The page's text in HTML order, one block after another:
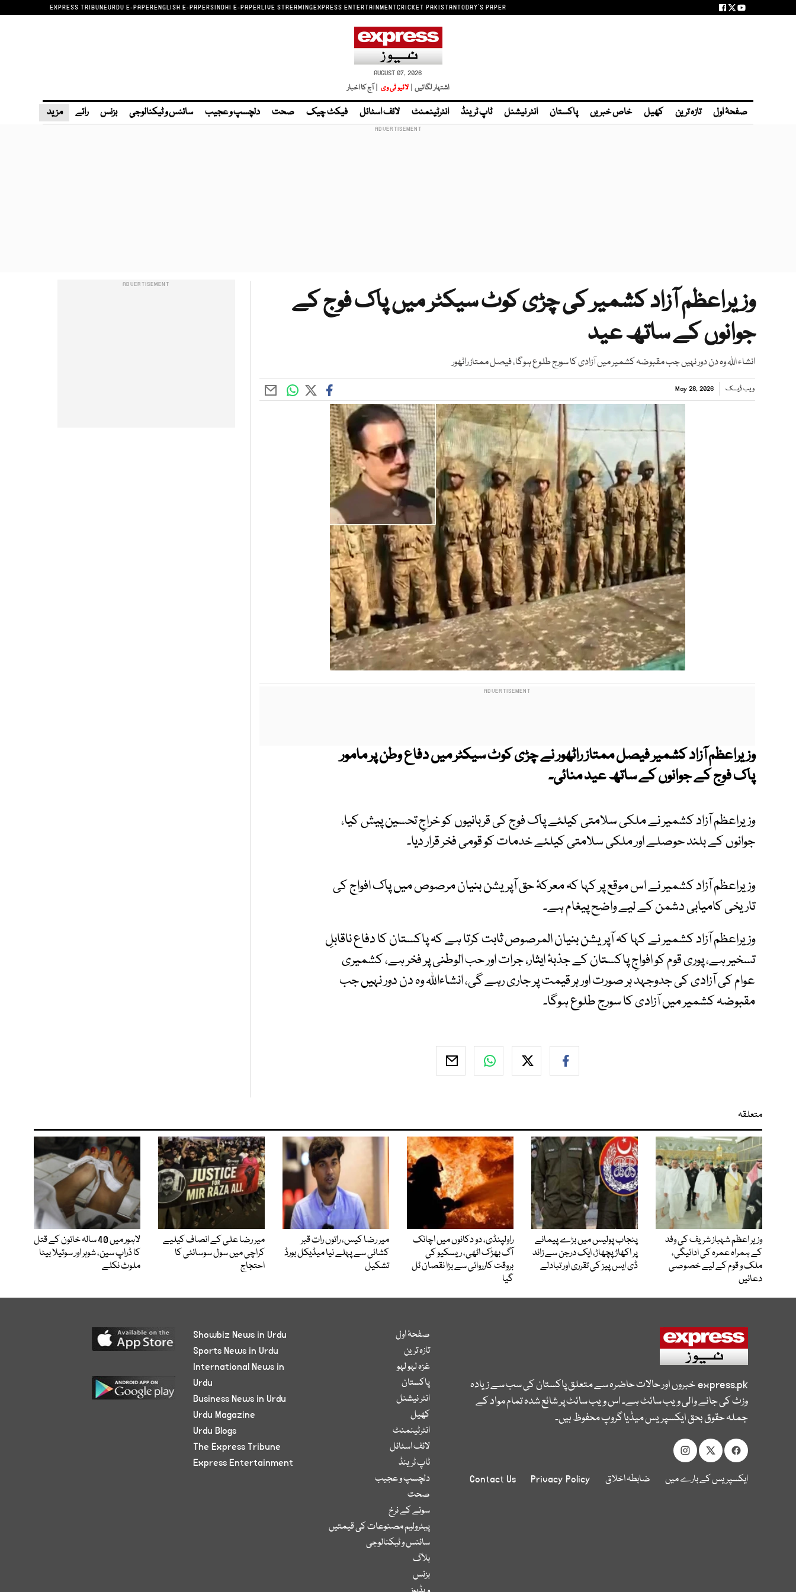
EXPRESS TRIBUNEURDU E-PAPERENGLISH E-PAPERSINDHI E-PAPERLIVE STREAMINGEXPRESS ENTERTAINMENTCRICKET PAKISTANTODAY'S PAPER
AUGUST 07, 2026
اشتہار لگائیں | لائیو ٹی وی | آج کا اخبار
صفحۂ اول تازہ ترین کھیل خاص خبریں پاکستان انٹر نیشنل ٹاپ ٹرینڈ انٹرٹینمنٹ لائف اسٹائل فیکٹ چیک صحت دلچسپ و عجیب سائنس و ٹیکنالوجی بزنس رائے مزید
وزیراعظم آزاد کشمیر کی چڑی کوٹ سیکٹر میں پاک فوج کے
جوانوں کے ساتھ عید
انشاء اللہ وہ دن دور نہیں جب مقبوضہ کشمیر میں آزادی کا سورج طلوع ہوگا، فیصل ممتاز راٹھور
ویب ڈیسک May 28, 2026
وزیراعظم آزاد کشمیر فیصل ممتاز راٹھور نے چڑی کوٹ سیکٹر میں دفاع وطن پر مامور
پاک فوج کے جوانوں کے ساتھ عید منائی۔
وزیراعظم آزاد کشمیر نے ملکی سلامتی کیلئے پاک فوج کی قربانیوں کو خراجِ تحسین پیش کیا،
جوانوں کے بلند حوصلے اور ملکی سلامتی کیلئے خدمات کو قومی فخر قرار دیا۔
وزیراعظم آزاد کشمیر نے اس موقع پر کہا کہ معرکۂ حق آپریشن بنیان مرصوص میں پاک افواج کی
تاریخی کامیابی دشمن کے لیے واضح پیغام ہے۔
وزیراعظم آزاد کشمیر نے کہا کہ آپریشن بنیان المرصوص ثابت کرتا ہے کہ پاکستان کا دفاع ناقابلِ
تسخیر ہے، پوری قوم کو افواجِ پاکستان کے جذبۂ ایثار، جرات اور حب الوطنی پر فخر ہے، کشمیری
عوام کی آزادی کی جدوجہد ہر صورت اور ہر قیمت پر جاری رہے گی، انشاءاللہ وہ دن دور نہیں جب
مقبوضہ کشمیر میں آزادی کا سورج طلوع ہوگا۔
متعلقہ
وزیر اعظم شہباز شریف کی وفد
کے ہمراہ عمرہ کی ادائیگی،
ملک و قوم کے لیے خصوصی
دعائیں
پنجاب پولیس میں بڑے پیمانے
پر اکھاڑ پچھاڑ، ایک درجن سے زائد
ڈی ایس پیز کی تقرری اور تبادلے
راولپنڈی، دو دکانوں میں اچانک
آگ بھڑک اٹھی، ریسکیو کی
بروقت کارروائی سے بڑا نقصان ٹل
گیا
میر رضا کیس، راتوں رات قبر
کشائی سے پہلے نیا میڈیکل بورڈ
تشکیل
میر رضا علی کے انصاف کیلیے
کراچی میں سول سوسائٹی کا
احتجاج
لاہور میں 40 سالہ خاتون کے قتل
کا ڈراپ سین، شوہر اور سوتیلا بیٹا
ملوث نکلے
express.pkخبروں اور حالات حاضرہ سے متعلق پاکستان کی سب سے زیادہ
وزٹ کی جانے والی ویب سائٹ ہے۔ اس ویب سائٹ پر شائع شدہ تمام مواد کے
جملہ حقوق بحق ایکسپریس میڈیا گروپ محفوظ ہیں۔
ایکسپریس کے بارے میں ضابطہ اخلاق Privacy Policy
Contact Us
صفحۂ اول
تازہ ترین
غزہ لہو لہو
پاکستان
انٹر نیشنل
کھیل
انٹرٹینمنٹ
لائف اسٹائل
ٹاپ ٹرینڈ
دلچسپ و عجیب
صحت
سونے کے نرخ
پیٹرولیم مصنوعات کی قیمتیں
سائنس و ٹیکنالوجی
بلاگ
بزنس
Showbiz News in Urdu
Sports News in Urdu
International News in
Urdu
Business News in Urdu
Urdu Magazine
Urdu Blogs
The Express Tribune
Express Entertainment